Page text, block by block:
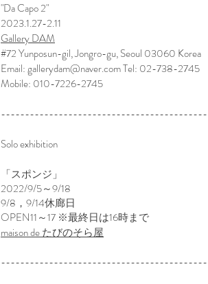
​"Da Capo 2"
2023.1.27-2.11
Gallery DAM
#72 Yunposun-gil, Jongro-gu, Seoul 03060 Korea
Email:gallerydam@naver.comTel: 02-738-2745
Mobile: 010-7226-2745
Solo exhibition
「スポンジ」
2022/9/5～9/18
9/8，9/14休廊日
OPEN11～17 ※最終日は16時まで
maison de たびのそら屋